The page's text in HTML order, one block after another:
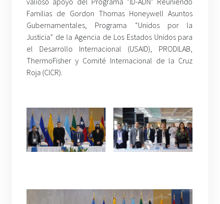
Familias de Gordon Thomas Honeywell Asuntos
Gubernamentales, Programa “Unidos por la
Justicia” de la Agencia de Los Estados Unidos para
el Desarrollo Internacional (USAID), PRODILAB,
ThermoFisher y Comité Internacional de la Cruz
Roja (CICR).